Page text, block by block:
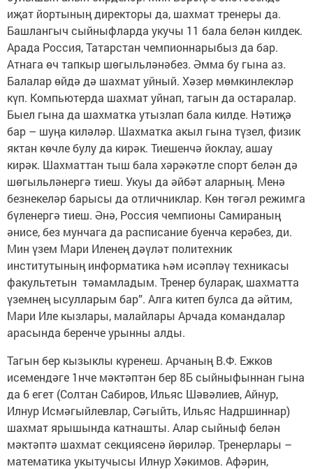
иҗат йортының директоры да, шахмат тренеры да.
Башлангыч сыйныфларда укучы 11 бала белән килдек.
Арада Россия, Татарстан чемпионнарыбыз да бар.
Атнага өч тапкыр шөгыльләнәбез. Әмма бу гына аз.
Балалар өйдә дә шахмат уйный. Хәзер мөмкинлекләр
күп. Компьютерда шахмат уйнап, тагын да остаралар.
Быел гына да шахматка утызлап бала килде. Нәтиҗә
бар – шуңа киләләр. Шахматка акыл гына түзел, физик
яктан көчле булу да кирәк. Тиешенчә йоклау, ашау
кирәк. Шахматтан тыш бала хәрәкәтле спорт белән дә
шөгыльләнергә тиеш. Укуы да әйбәт аларның. Менә
безнекеләр барысы да отличниклар. Көн төгәл режимга
бүленергә тиеш. Әнә, Россия чемпионы Самираның
әнисе, без мунчага да расписание буенча керәбез, ди.
Мин үзем Мари Иленең дәүләт политехник
институтының информатика һәм исәпләү техникасы
факультетын тәмамладым. Тренер буларак, шахматта
үземнең ысулларым бар”. Алга китеп булса да әйтим,
Мари Иле кызлары, малайлары Арчада командалар
арасында беренче урынны алды.
Тагын бер кызыклы күренеш. Арчаның В.Ф. Ежков
исемендәге 1нче мәктәптән бер 8Б сыйныфыннан гына
да 6 егет (Солтан Сабиров, Ильяс Шәвәлиев, Айнур,
Илнур Исмәгыйлевлар, Сәгыйть, Ильяс Надршиннар)
шахмат ярышында катнашты. Алар сыйныф белән
мәктәптә шахмат секциясенә йөриләр. Тренерлары –
математика укытучысы Илнур Хәкимов. Афәрин,